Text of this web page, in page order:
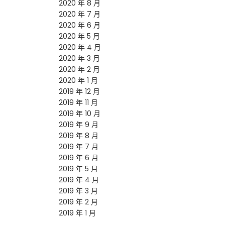
2020 年 8 月
2020 年 7 月
2020 年 6 月
2020 年 5 月
2020 年 4 月
2020 年 3 月
2020 年 2 月
2020 年 1 月
2019 年 12 月
2019 年 11 月
2019 年 10 月
2019 年 9 月
2019 年 8 月
2019 年 7 月
2019 年 6 月
2019 年 5 月
2019 年 4 月
2019 年 3 月
2019 年 2 月
2019 年 1 月